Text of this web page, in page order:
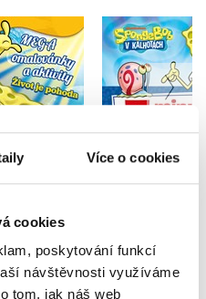
Více o cookies
cookies
poskytování funkcí
návštěvnosti využíváme
tom, jak náš web
- Mega
a
- Život je
179 Kč
5minutové
319 Kč